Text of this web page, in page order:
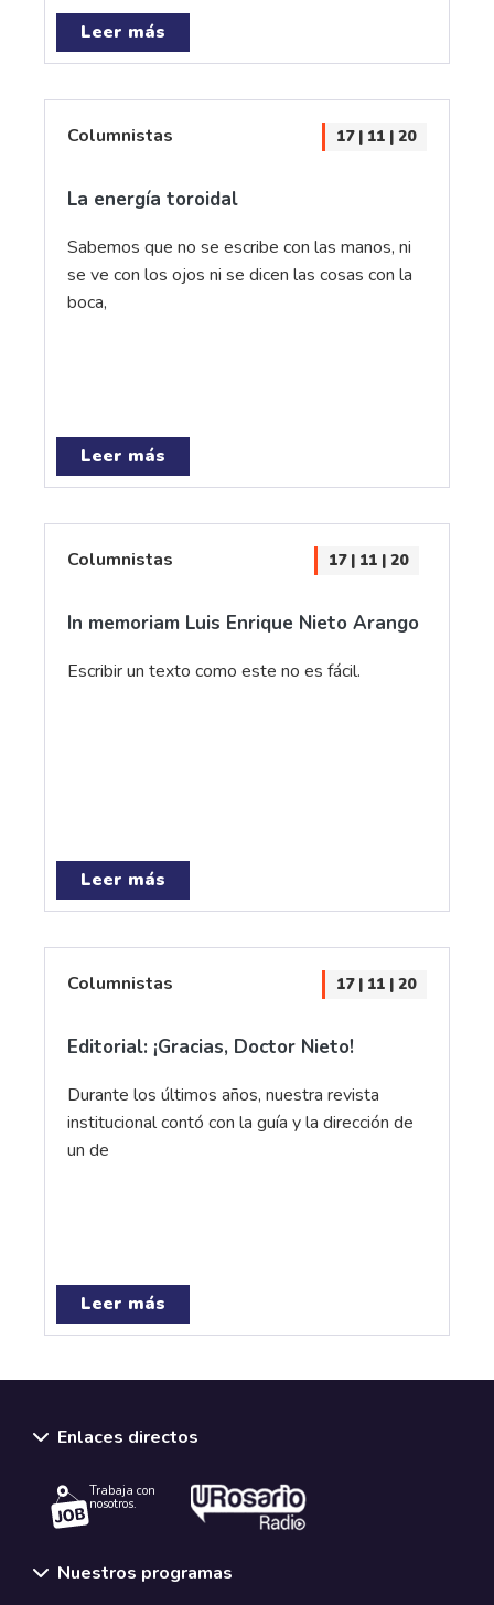
Leer más
Columnistas 17 | 11 | 20
La energía toroidal
Sabemos que no se escribe con las manos, ni
se ve con los ojos ni se dicen las cosas con la
boca,
Leer más
Columnistas 17 | 11 | 20
In memoriam Luis Enrique Nieto Arango
Escribir un texto como este no es fácil.
Leer más
Columnistas 17 | 11 | 20
Editorial: ¡Gracias, Doctor Nieto!
Durante los últimos años, nuestra revista
institucional contó con la guía y la dirección de
un de
Leer más
Enlaces directos
Trabaja con
nosotros.
Nuestros programas